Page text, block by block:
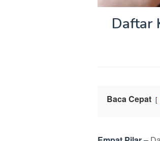
Daftar
Baca Cepat